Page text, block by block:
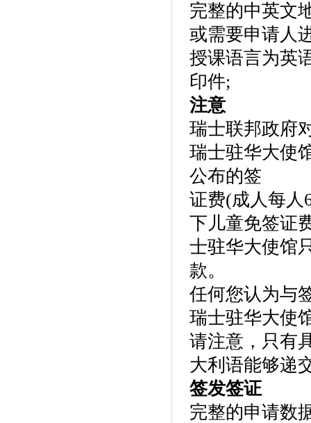
完整的中英文
或需要申请人
授课语言为英
印件;
注意
瑞士联邦政府
瑞士驻华大使
公布的签
证费(成人每人
下儿童免签证
士驻华大使馆
款。
任何您认为与
瑞士驻华大使
请注意，只有
大利语能够递
签发签证
完整的申请数